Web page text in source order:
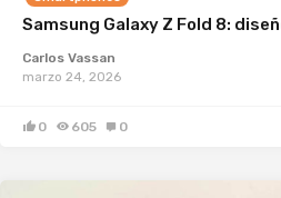
Samsung Galaxy Z Fold 8:
Carlos Vassan
marzo 24, 2026
0 605 0